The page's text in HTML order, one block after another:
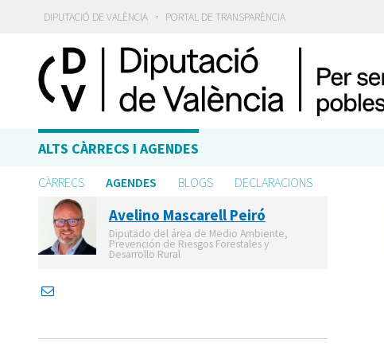
DIPUTACIÓ DE VALÈNCIA · PORTAL DE TRANSPARÈNCIA
ALTS CÀRRECS I AGENDES
CÀRRECS AGENDES BLOGS DECLARACIONS
Avelino Mascarell Peiró
Diputado del área de Medio Ambiente,
Prevención de Riesgos Forestales y
Desarrollo Rural